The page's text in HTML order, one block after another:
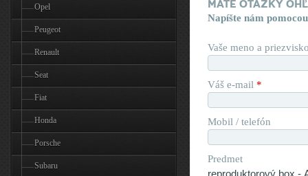
Máte otázky
Napíšte nám
Vaše meno a
Váš e-mail *
Mobil / telefón
Predmet
Opel
Peugeot
Renault
Seat
Fiat
Honda
Porsche
Subaru